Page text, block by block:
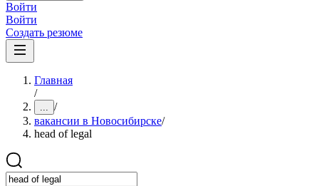
Войти
Войти
Создать резюме
Главная
/
... /
вакансии в Новосибирске/
head of legal